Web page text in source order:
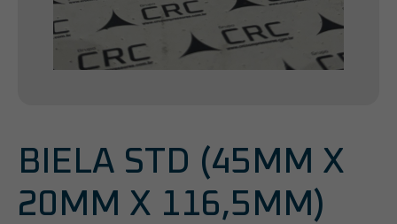
BIELA STD (45MM X
20MM X 116,5MM)